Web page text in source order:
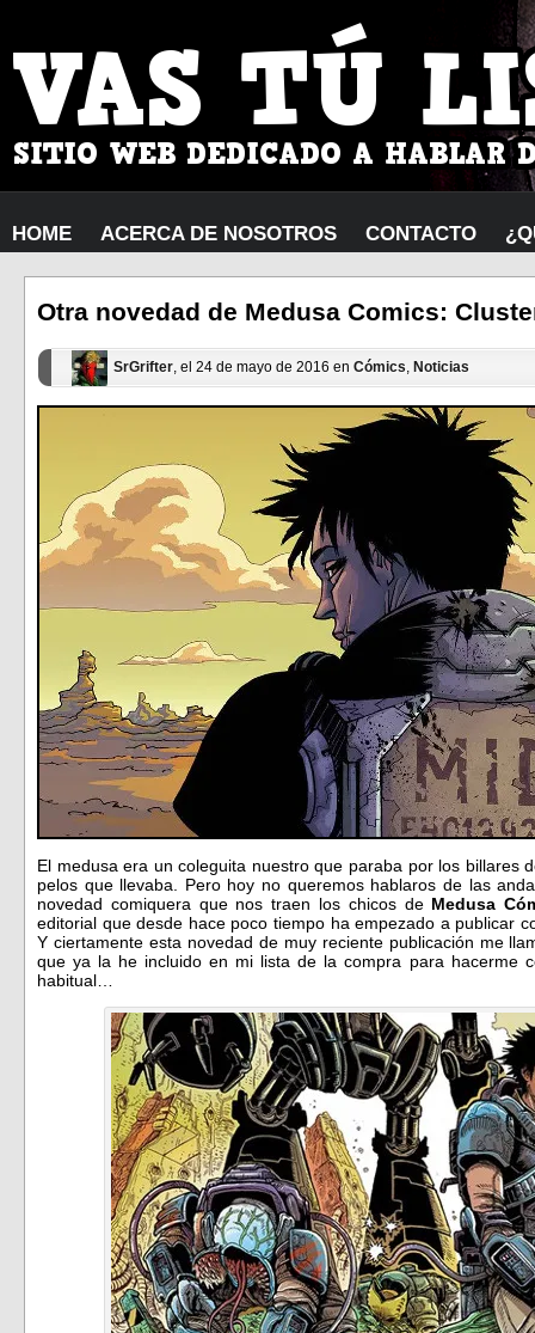
HOME ACERCA DE NOSOTROS CONTACTO
Otra novedad de Medusa Comics:
SrGrifter, el 24 de mayo de 2016 en Cómics, Noticias
El medusa era un coleguita nuestro que paraba por los billares
pelos que llevaba. Pero hoy no queremos hablaros de las
novedad comiquera que nos traen los chicos de Medusa
editorial que desde hace poco tiempo ha empezado a publicar
Y ciertamente esta novedad de muy reciente publicación me
que ya la he incluido en mi lista de la compra para hacerme
habitual…